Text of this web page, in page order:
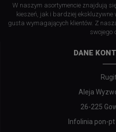
W naszym asortymencie znajdują
kieszeń, jak i bardziej
gusta wymagających klientów. Z
swojego
DANE
Aleja
26-225
Infolinia pon-